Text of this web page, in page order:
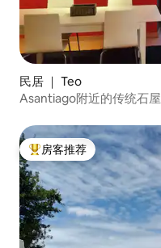
民居 ｜ Teo
Asantiago附近的传统石屋
热门「房客推荐」
房客推荐